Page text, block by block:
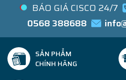
BÁO GIÁ CISCO 24/7
0568 388688
SẢN PHẨM
CHÍNH HÃNG